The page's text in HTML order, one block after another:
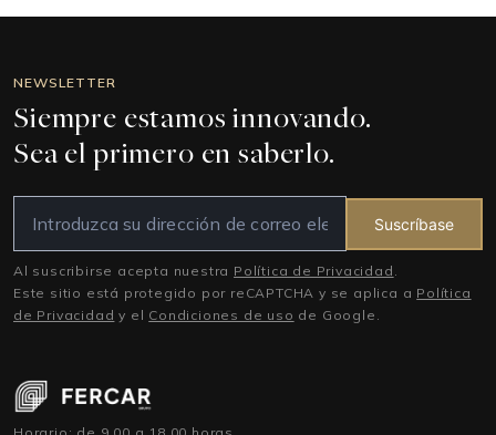
NEWSLETTER
Siempre estamos innovando.
Sea el primero en saberlo.
Suscríbase
Al suscribirse acepta nuestra Política de Privacidad .
Este sitio está protegido por reCAPTCHA y se aplica a Política
de Privacidad y el Condiciones de uso de Google.